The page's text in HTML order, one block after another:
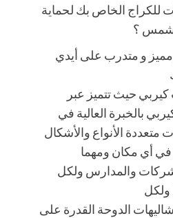
للكراج الخاص بك لحماية
؟
مميز و متدرب على أيدي
حيث تتميز عبر
بالخبرة العالية في
الأنواع والأشكال
في أي مكان ومهما
والمدارس ولكل
ولكل
الدوحة القدرة على